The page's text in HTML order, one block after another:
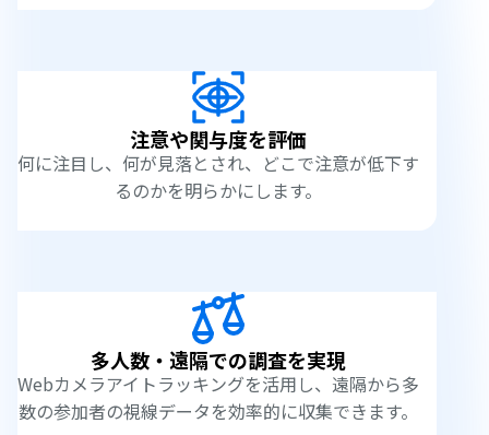
注意や関与度を評価
何に注目し、何が見落とされ、どこで注意が低下す
るのかを明らかにします。
多人数・遠隔での調査を実現
Webカメラアイトラッキングを活用し、遠隔から多
数の参加者の視線データを効率的に収集できます。